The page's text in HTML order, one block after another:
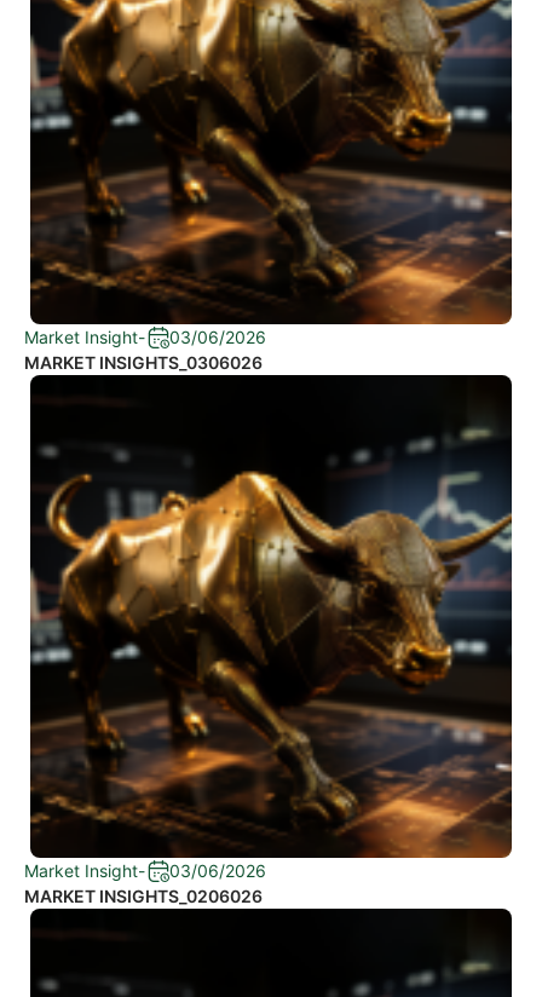
Market Insight-
03/06/2026
MARKET INSIGHTS_0306026
Market Insight-
03/06/2026
MARKET INSIGHTS_0206026